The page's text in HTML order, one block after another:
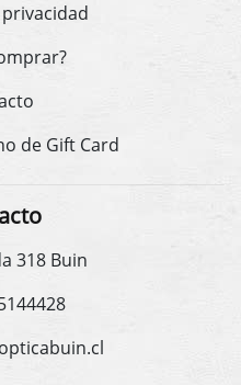
de Gift Card
318 Buin